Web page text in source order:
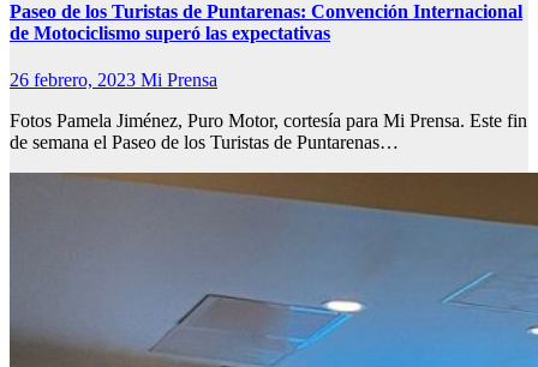
Paseo de los Turistas de Puntarenas: Convención Internacional
de Motociclismo superó las expectativas
26 febrero, 2023 Mi Prensa
Fotos Pamela Jiménez, Puro Motor, cortesía para Mi Prensa. Este fin
de semana el Paseo de los Turistas de Puntarenas…